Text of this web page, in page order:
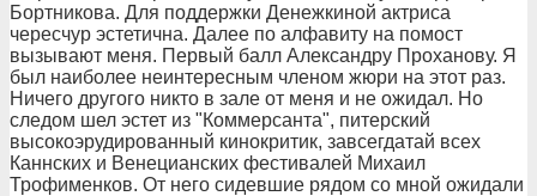
Бортникова. Для поддержки Денежкиной актриса
чересчур эстетична. Далее по алфавиту на помост
вызывают меня. Первый балл Александру Проханову. Я
был наиболее неинтересным членом жюри на этот раз.
Ничего другого никто в зале от меня и не ожидал. Но
следом шел эстет из "Коммерсанта", питерский
высокоэрудированный кинокритик, завсегдатай всех
Каннских и Венецианских фестивалей Михаил
Трофименков. От него сидевшие рядом со мной ожидали